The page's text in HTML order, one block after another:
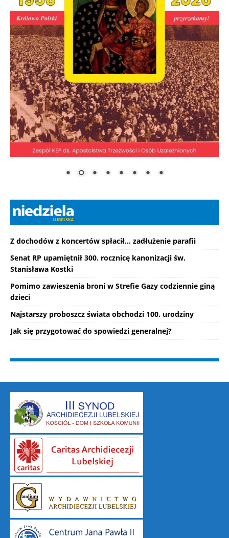
Z dochodów z koncertów spłacił... zadłużenie parafii
Senat RP upamiętnił 300. rocznicę kanonizacji św.
Stanisława Kostki
Pomimo zawieszenia broni w Strefie Gazy codziennie giną
dzieci
Najstarszy proboszcz świata obchodzi 100. urodziny
Jak się przygotować do spowiedzi generalnej?